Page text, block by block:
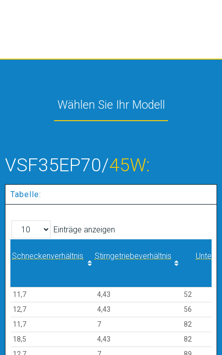
Wählen Sie Ihr Modell
VSF35EP70/45W:
Tabelle:
Einträge anzeigen
Schneckenverhältnis Stirngetriebeverhältnis
Schneckenverhältnis Stirngetriebeverhältnis
11,7 4,43
52
12,7
4,43
56
11,7
7
82
18,5
4,43
82